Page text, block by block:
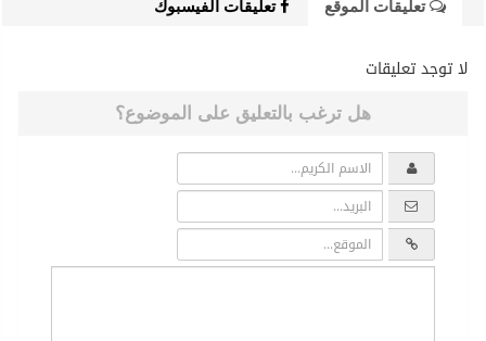
تعليقات الموقع تعليقات الفيسبوك
لا توجد تعليقات
هل ترغب بالتعليق على الموضوع؟